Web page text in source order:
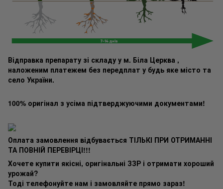
Відправка препарату зі складу у м. Біла Церква ,
наложеним платежем без передплат у будь яке місто та
село України.
100% оригінал з усіма підтверджуючими документами!
Оплата замовлення відбувається ТІЛЬКІ ПРИ ОТРИМАННІ
ТА ПОВНІЙ ПЕРЕВІРЦІ!!!
Хочете купити якісні, оригінальні ЗЗР і отримати хороший
урожай?
Тоді телефонуйте нам і замовляйте прямо зараз!